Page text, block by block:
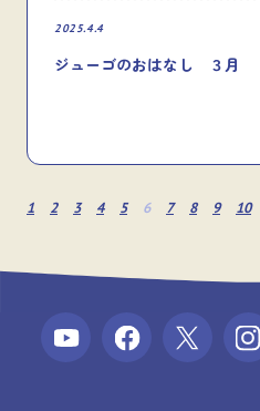
2025.4.4
ジューゴのおはなし ３月
1 2 3 4 5 6 7 8 9 10